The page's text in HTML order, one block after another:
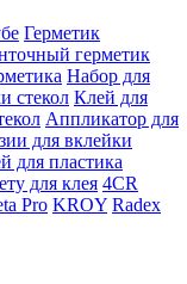
Герметик
герметик
Набор для
стекол Клей для
Аппликатор для
для вклейки
для пластика
для клея 4CR
Pro KROY Radex